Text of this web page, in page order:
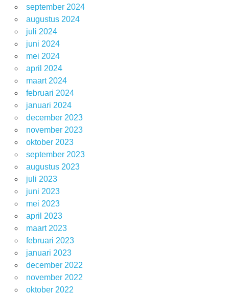
september 2024
augustus 2024
juli 2024
juni 2024
mei 2024
april 2024
maart 2024
februari 2024
januari 2024
december 2023
november 2023
oktober 2023
september 2023
augustus 2023
juli 2023
juni 2023
mei 2023
april 2023
maart 2023
februari 2023
januari 2023
december 2022
november 2022
oktober 2022